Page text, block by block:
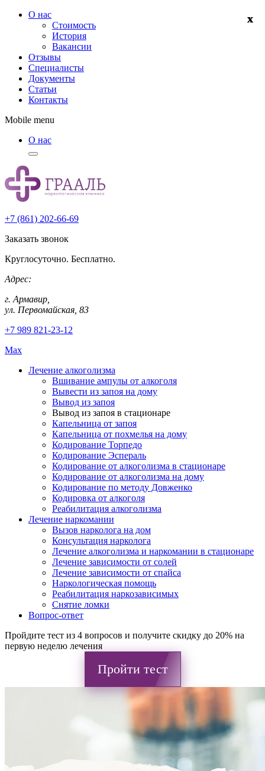
О нас
Стоимость
История
Вакансии
Отзывы
Специалисты
Документы
Статьи
Контакты
Mobile menu
О нас
+7 (861) 202-66-69
Заказать звонок
Круглосуточно. Бесплатно.
Адрес:
г. Армавир,
ул. Первомайская, 83
+7 989 821-23-12
Max
Лечение алкоголизма
Вшивание ампулы от алкоголя
Вывести из запоя на дому
Вывод из запоя
Вывод из запоя в стационаре
Капельница от запоя
Капельница от похмелья на дому
Кодирование Торпедо
Кодирование Эспераль
Кодирование от алкоголизма в стационаре
Кодирование от алкоголизма на дому
Кодирование по методу Довженко
Кодировка от алкоголя
Реабилитация алкоголизма
Лечение наркомании
Вызов нарколога на дом
Консультация нарколога
Лечение алкоголизма и наркомании в стационаре
Лечение зависимости от солей
Лечение зависимости от спайса
Наркологическая помощь
Реабилитация наркозависимых
Снятие ломки
Вопрос-ответ
Пройдите тест из 4 вопросов и получите скидку до 20% на
первую неделю лечения
Пройти тест